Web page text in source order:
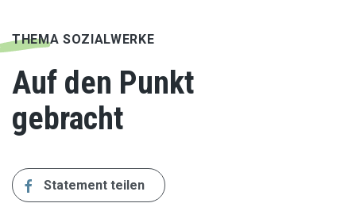
THEMA SOZIALWERKE
Auf den Punkt
gebracht
Statement teilen